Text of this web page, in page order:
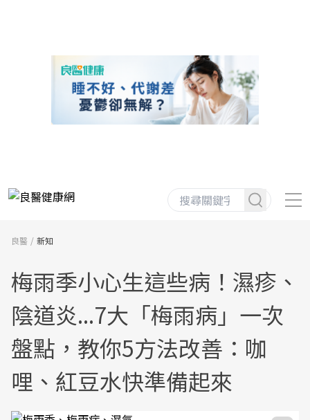
良醫 新知
梅雨季小心生這些病！濕疹、
陰道炎...7大「梅雨病」一次
盤點，教你5方法改善：咖
哩、紅豆水快準備起來